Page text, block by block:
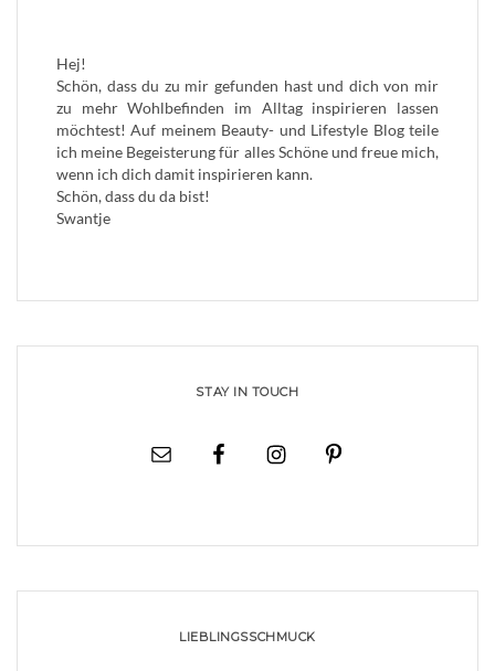
Hej!
Schön, dass du zu mir gefunden hast und dich von mir
zu mehr Wohlbefinden im Alltag inspirieren lassen
möchtest! Auf meinem Beauty- und Lifestyle Blog teile
ich meine Begeisterung für alles Schöne und freue mich,
wenn ich dich damit inspirieren kann.
Schön, dass du da bist!
Swantje
STAY IN TOUCH
LIEBLINGSSCHMUCK